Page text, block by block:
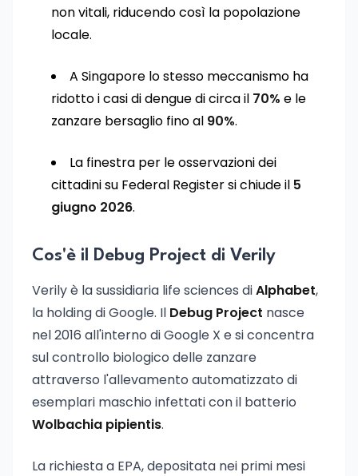
non vitali, riducendo così la popolazione
locale.
A Singapore lo stesso meccanismo ha
ridotto i casi di dengue di circa il 70% e le
zanzare bersaglio fino al 90%.
La finestra per le osservazioni dei
cittadini su Federal Register si chiude il 5
giugno 2026.
Cos'è il Debug Project di Verily
Verily è la sussidiaria life sciences diAlphabet,
la holding di Google. Il Debug Project nasce
nel 2016 all'interno di Google X e si concentra
sul controllo biologico delle zanzare
attraverso l'allevamento automatizzato di
esemplari maschio infettati con il batterio
Wolbachia pipientis.
La richiesta a EPA, depositata nei primi mesi